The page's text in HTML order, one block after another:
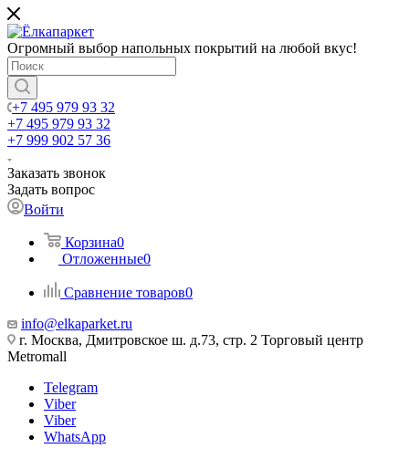
Огромный выбор напольных покрытий на любой вкус!
+7 495 979 93 32
+7 495 979 93 32
+7 999 902 57 36
Заказать звонок
Задать вопрос
Войти
Корзина0
Отложенные0
Сравнение товаров0
info@elkaparket.ru
г. Москва, Дмитровское ш. д.73, стр. 2 Торговый центр
Metromall
Telegram
Viber
Viber
WhatsApp